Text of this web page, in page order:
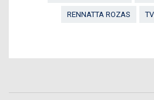
RENNATTA ROZAS